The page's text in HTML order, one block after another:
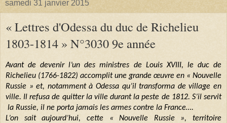
samedi 31 janvier 2015
« Lettres d'Odessa du duc de Richelieu
1803-1814 » N°3030 9e année
Avant de devenir l’un des ministres de Louis XVIII, le duc de
Richelieu (1766-1822) accomplit une grande œuvre en « Nouvelle
Russie » et, notamment à Odessa qu’il transforma de village en
ville. Il refusa de quitter la ville durant la peste de 1812. S’il servit
la Russie, il ne porta jamais les armes contre la France….
L’on sait aujourd’hui, cette « Nouvelle Russie », territoire